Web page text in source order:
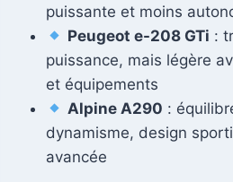
puissante et moins
Peugeot e-208 GTi :
puissance, mais légère
et équipements
Alpine A290 :
dynamisme, design
avancée